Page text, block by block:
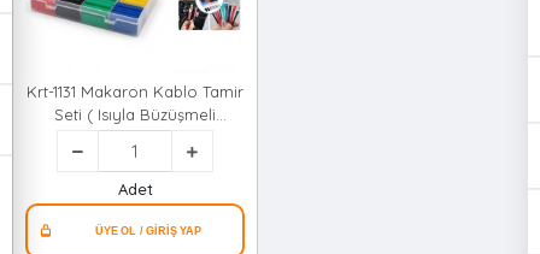
Krt-1131 Makaron Kablo Tamir
Seti ( Isıyla Büzüşmeli
Daralan Hortum )*100
Adet